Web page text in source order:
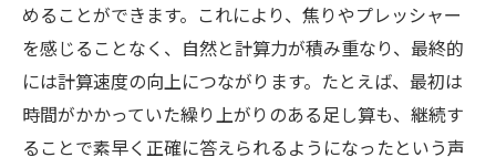
計算力向上プロジェクトで実践する速度ア
ップのコツ
公文式で身につく計算速度アップのステッ
プとは
めることができます。これにより、焦りやプレッシャー
を感じることなく、自然と計算力が積み重なり、最終的
には計算速度の向上につながります。たとえば、最初は
時間がかかっていた繰り上がりのある足し算も、継続す
ることで素早く正確に答えられるようになったという声